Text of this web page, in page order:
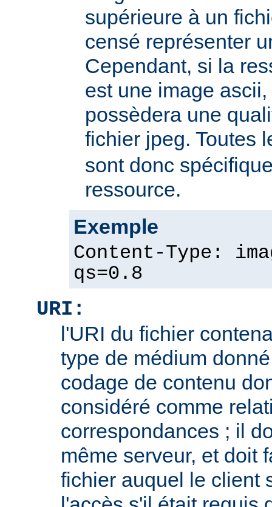
supérieure à un
censé représenter
Cependant, si la
est une image
possèdera une
fichier jpeg. Toutes
sont donc
ressource.
Exemple
Content-Type:
qs=0.8
URI:
l'URI du fichier
type de médium
codage de contenu
considéré comme
correspondances ; il
même serveur, et doit
fichier auquel le client